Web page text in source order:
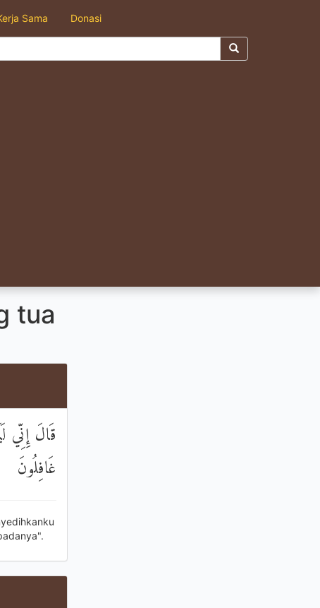
Sama Donasi
tua
قَالَ إِنِّي
غَافِلُونَ